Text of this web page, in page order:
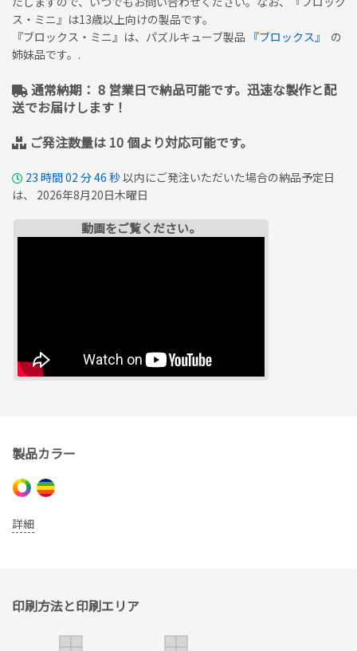
ス・ミニ』は13歳以上向けの製品です。
『ブロックス・ミニ』は、パズルキューブ製品 『ブロックス』
の
姉妹品です。.
通常納期： 8 営業日で納品可能です。迅速な製作と配
送でお届けします！
ご発注数量は 10 個より対応可能です。
23 時間02 分45 秒以内にご発注いただいた場合の納品予定日
は、 2026年8月20日木曜日
動画をご覧ください。
製品カラー
詳細
印刷方法と印刷エリア